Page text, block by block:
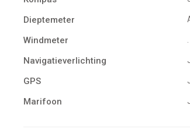
Dieptemeter
Windmeter
Navigatieverlichting
GPS
Marifoon